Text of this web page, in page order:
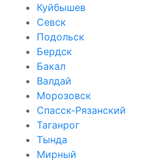
Куйбышев
Севск
Подольск
Бердск
Бакал
Валдай
Морозовск
Спасск-Рязанский
Таганрог
Тында
Мирный